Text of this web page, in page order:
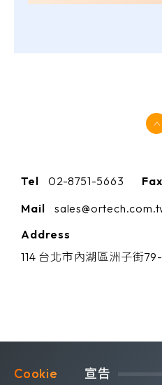
Tel 02-8751-5663 Fax
Mail
Address
114 台北市內湖區洲子街
宣告